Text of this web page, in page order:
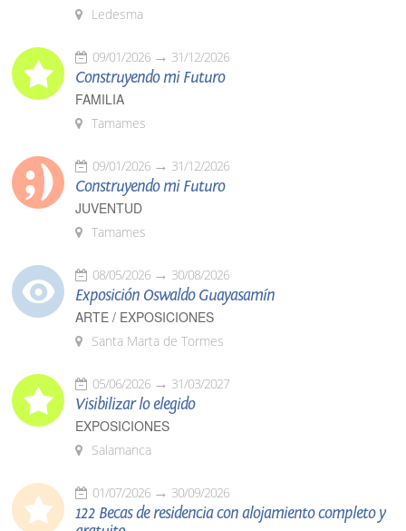
Ledesma
09/01/2026 31/12/2026
Construyendo mi Futuro
FAMILIA
Tamames
09/01/2026 31/12/2026
Construyendo mi Futuro
JUVENTUD
Tamames
08/05/2026 30/08/2026
Exposición Oswaldo Guayasamín
ARTE / EXPOSICIONES
Santa Marta de Tormes
05/06/2026 31/03/2027
Visibilizar lo elegido
EXPOSICIONES
Salamanca
01/07/2026 30/09/2026
122 Becas de residencia con alojamiento completo y